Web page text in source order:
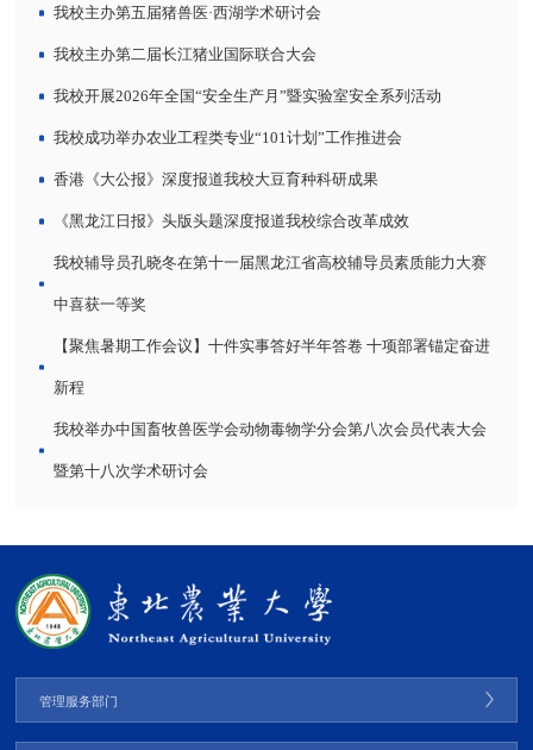
我校主办第五届猪兽医·西湖学术研讨会
我校主办第二届长江猪业国际联合大会
我校开展2026年全国“安全生产月”暨实验室安全系列活动
我校成功举办农业工程类专业“101计划”工作推进会
香港《大公报》深度报道我校大豆育种科研成果
《黑龙江日报》头版头题深度报道我校综合改革成效
我校辅导员孔晓冬在第十一届黑龙江省高校辅导员素质能力大赛
中喜获一等奖
【聚焦暑期工作会议】十件实事答好半年答卷 十项部署锚定奋进
新程
我校举办中国畜牧兽医学会动物毒物学分会第八次会员代表大会
暨第十八次学术研讨会
管理服务部门